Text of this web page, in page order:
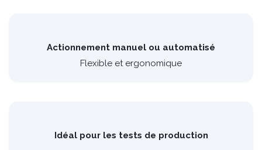
Actionnement manuel ou automatisé
Flexible et ergonomique
Idéal pour les tests de production